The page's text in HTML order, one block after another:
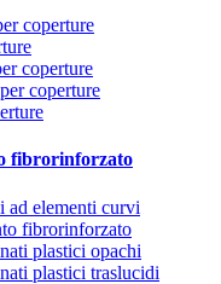
coperture
coperture
coperture
fibrorinforzato
ad elementi curvi
fibrorinforzato
plastici opachi
plastici traslucidi